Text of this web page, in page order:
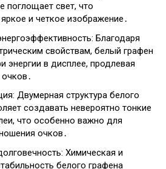
поглощает свет, что
и четкое изображение․
Благодаря
свойствам, белый графен
энергии в дисплее, продлевая
Двумерная структура белого
создавать невероятно тонкие
что особенно важно для
очков․
Химическая и
белого графена